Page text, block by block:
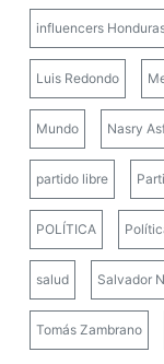
influencers
Luis Redondo
Mundo Nasry
partido libre
POLÍTICA
salud Salvador
Tomás Zambrano